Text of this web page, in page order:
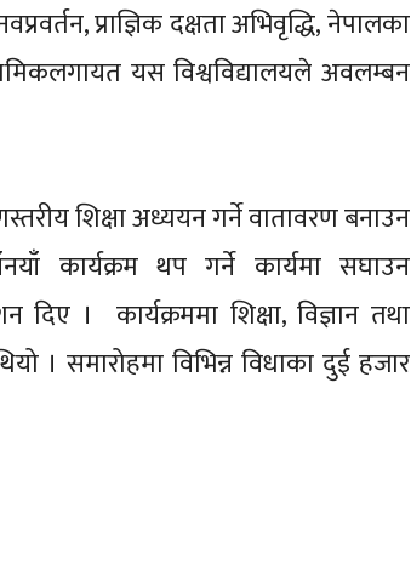
प्राज्ञिक दक्षता अभिवृद्धि, नेपालका
यस विश्वविद्यालयले अवलम्बन
शिक्षा अध्ययन गर्ने वातावरण बनाउन
कार्यक्रम थप गर्ने कार्यमा सघाउन
दिए । कार्यक्रममा शिक्षा, विज्ञान तथा
। समारोहमा विभिन्न विधाका दुई हजार